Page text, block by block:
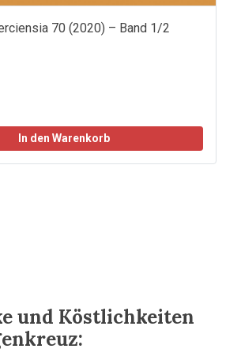
70 (2020) – Band 1/2
In den Warenkorb
und Köstlichkeiten